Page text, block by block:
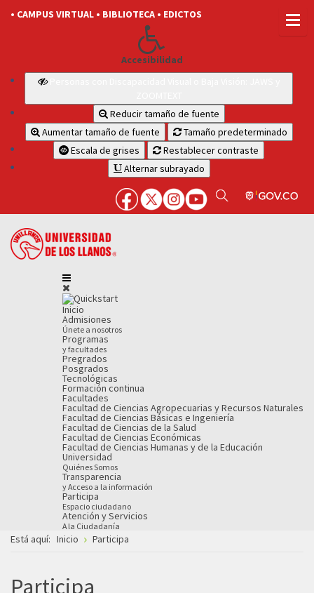
• CAMPUS VIRTUAL • BIBLIOTECA • EDICTOS
Accesibilidad
Reducir tamaño de fuente
Aumentar tamaño de fuente
Tamaño predeterminado
Escala de grises
Restablecer contraste
Alternar subrayado
Inicio
Admisiones
Únete a nosotros
Programas
y facultades
Pregrados
Posgrados
Tecnológicas
Formación continua
Facultades
Facultad de Ciencias Agropecuarias y Recursos Naturales
Facultad de Ciencias Básicas e Ingeniería
Facultad de Ciencias de la Salud
Facultad de Ciencias Económicas
Facultad de Ciencias Humanas y de la Educación
Universidad
Quiénes Somos
Transparencia
y Acceso a la información
Participa
Espacio ciudadano
Atención y Servicios
A la Ciudadanía
Está aquí: Inicio Participa
Participa